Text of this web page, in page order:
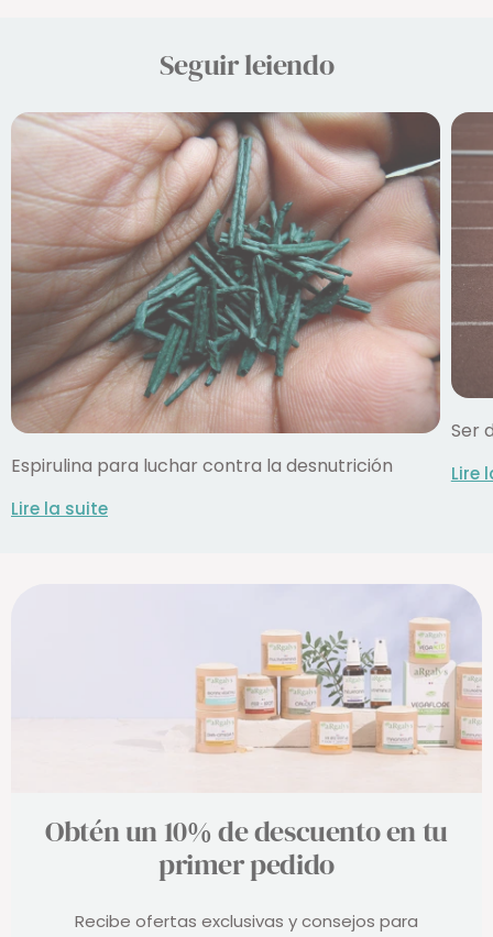
Seguir leiendo
Espirulina para luchar contra la desnutrición
Lire la suite
Ser
Lire
Obtén un 10% de descuento en tu
primer pedido
Recibe ofertas exclusivas y consejos para